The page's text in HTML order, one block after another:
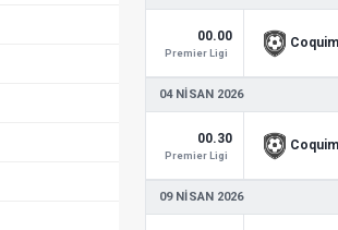
00.00
Premier Ligi
04 NISAN 2026
00.30
Premier Ligi
09 NISAN 2026